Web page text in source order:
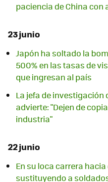
paciencia de China con
23 junio
Japón ha soltado la
500% en las tasas de
que ingresan al país
La jefa de investigación
advierte: "Dejen de
industria"
22 junio
En su loca carrera
sustituyendo a